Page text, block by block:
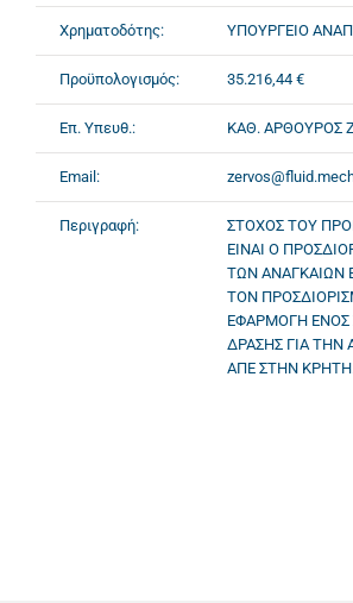
Χρηματοδότης: ΥΠΟΥΡΓΕΙΟ
Προϋπολογισμός: 35.216,44 €
Επ. Υπευθ.: ΚΑΘ. ΑΡΘΟΥΡΟΣ
Email:
Περιγραφή:
ΣΤΟΧΟΣ ΤΟΥ
ΕΙΝΑΙ Ο
ΤΩΝ ΑΝΑΓΚΑΙΩΝ
ΤΟΝ
ΕΦΑΡΜΟΓΗ ΕΝΟΣ
ΔΡΑΣΗΣ ΓΙΑ
ΑΠΕ ΣΤΗΝ